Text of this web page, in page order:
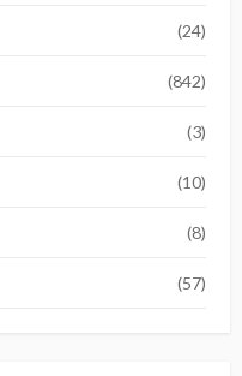
(24)
(842)
(3)
(10)
(8)
(57)